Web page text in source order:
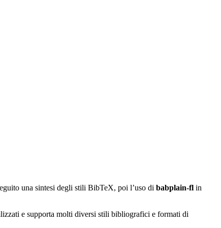
una sintesi degli stili BibTeX, poi l’uso di babplain-fl in
e supporta molti diversi stili bibliografici e formati di